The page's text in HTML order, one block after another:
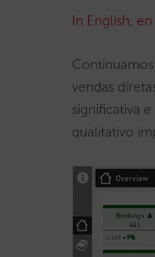
In English,
vendas
significativa
qualitativo